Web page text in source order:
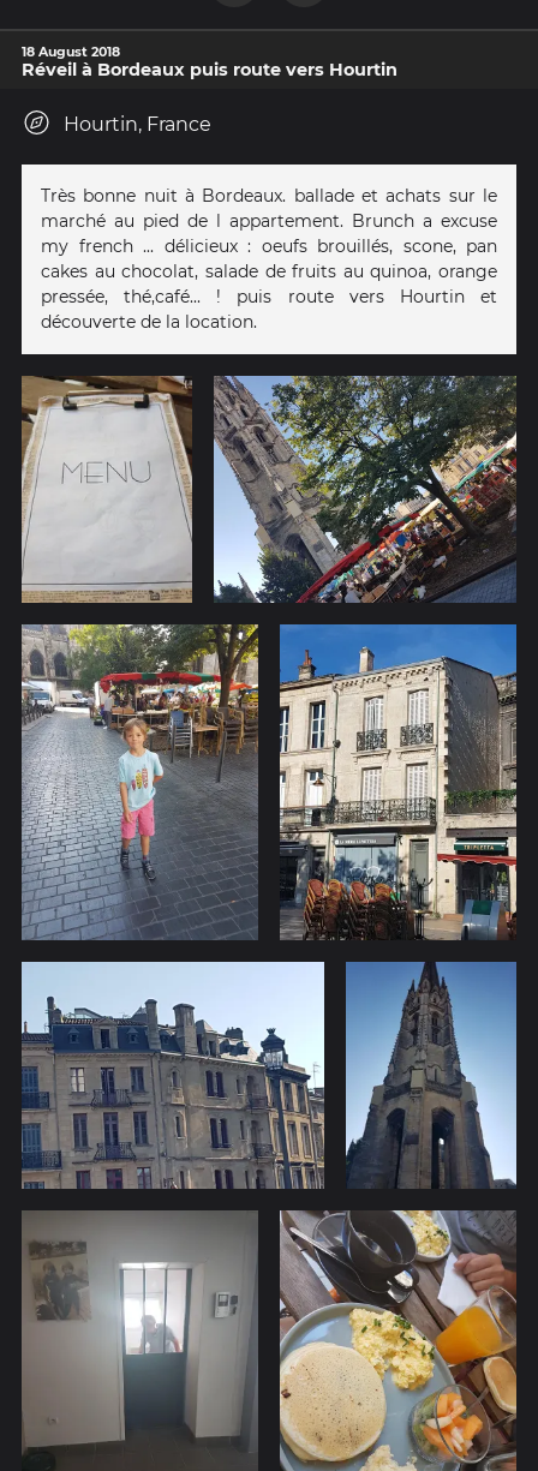
18 August 2018
Réveil à Bordeaux puis route vers Hourtin
Hourtin, France
Très bonne nuit à Bordeaux. ballade et achats sur le
marché au pied de l appartement. Brunch a excuse
my french ... délicieux : oeufs brouillés, scone, pan
cakes au chocolat, salade de fruits au quinoa, orange
pressée, thé,café... ! puis route vers Hourtin et
découverte de la location.